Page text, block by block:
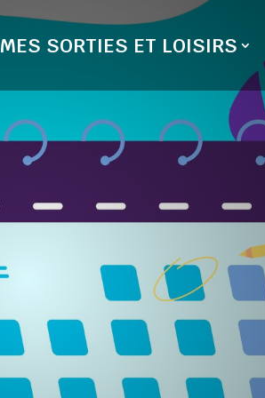
MES SORTIES ET LOISIRS